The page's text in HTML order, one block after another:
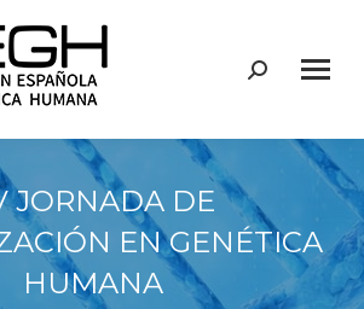
Buscar:
JORNADA DE
EN GENÉTICA
HUMANA